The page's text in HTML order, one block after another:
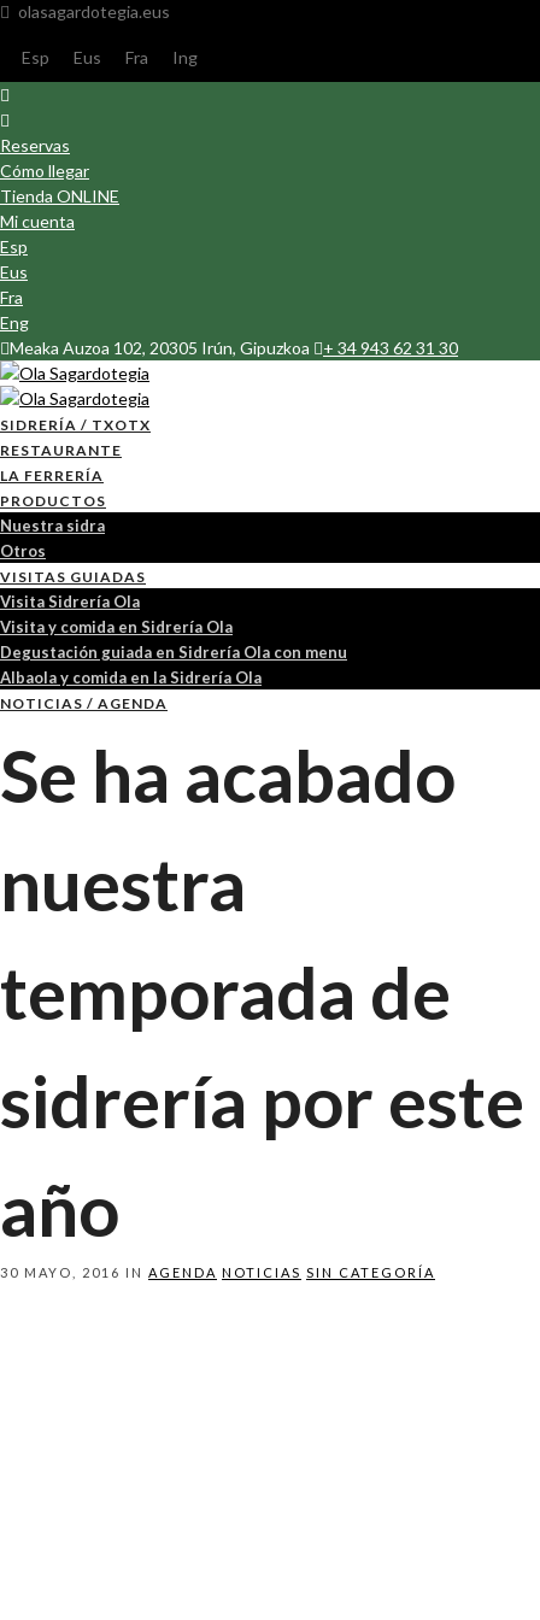
olasagardotegia.eus
Esp Eus Fra Ing
Reservas
Cómo llegar
Tienda ONLINE
Mi cuenta
Esp
Eus
Fra
Eng
Meaka Auzoa 102, 20305 Irún, Gipuzkoa
+ 34 943 62 31 30
SIDRERÍA / TXOTX
RESTAURANTE
LA FERRERÍA
PRODUCTOS
Nuestra sidra
Otros
VISITAS GUIADAS
Visita Sidrería Ola
Visita y comida en Sidrería Ola
Degustación guiada en Sidrería Ola con menu
Albaola y comida en la Sidrería Ola
NOTICIAS / AGENDA
Se ha acabado
nuestra
temporada de
sidrería por este
año
30 MAYO, 2016 IN AGENDA NOTICIAS SIN CATEGORÍA